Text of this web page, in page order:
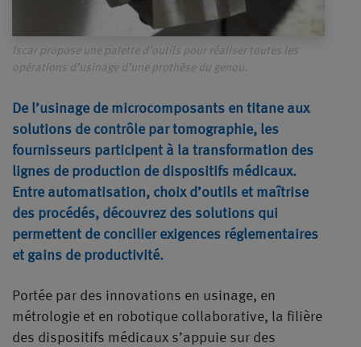
Iscar propose une palette d’outils pour réaliser toutes les
opérations d’usinage d’une prothèse du genou.
De l’usinage de microcomposants en titane aux
solutions de contrôle par tomographie, les
fournisseurs participent à la transformation des
lignes de production de dispositifs médicaux.
Entre automatisation, choix d’outils et maîtrise
des procédés, découvrez des solutions qui
permettent de concilier exigences réglementaires
et gains de productivité.
Portée par des innovations en usinage, en
métrologie et en robotique collaborative, la filière
des dispositifs médicaux s’appuie sur des